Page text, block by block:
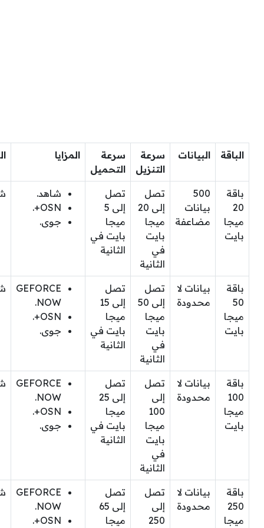
الباقة البيانات
سرعة
التنزيل
سرعة
التحميل
المزايا
باقة
20
ميجا
بايت
500
بيانات
مضاعفة
تصل
إلى 20
ميجا
بايت
في
الثانية
تصل
إلى 5
ميجا
بايت في
الثانية
شاهد.
OSN+.
جوى.
باقة
50
ميجا
بايت
بيانات لا
محدودة
تصل
إلى 50
ميجا
بايت
في
الثانية
تصل
إلى 15
ميجا
بايت في
الثانية
GEFORCE
NOW.
OSN+.
جوى.
باقة
100
ميجا
بايت
بيانات لا
محدودة
تصل
إلى
100
ميجا
بايت
في
الثانية
تصل
إلى 25
ميجا
بايت في
الثانية
GEFORCE
NOW.
OSN+.
جوى.
باقة
250
ميجا
بيانات لا
محدودة
تصل
إلى
250
تصل
إلى 65
ميجا
GEFORCE
NOW.
OSN+.